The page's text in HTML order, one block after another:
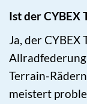
Ist der CYBEX
Ja, der CYBEX
Terrain-
meistert